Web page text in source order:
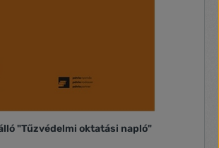
"Tűzvédelmi oktatási napló"